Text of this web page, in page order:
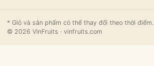
* Giỏ và sản phẩm có thể thay đổi theo thời điểm.
© 2026 VinFruits · vinfruits.com